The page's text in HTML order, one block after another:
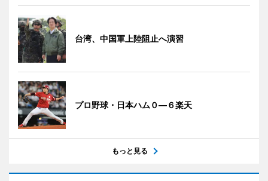
台湾、中国軍上陸阻止へ演習
プロ野球・日本ハム０―６楽天
もっと見る